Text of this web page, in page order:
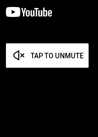
TAP TO UNMUTE